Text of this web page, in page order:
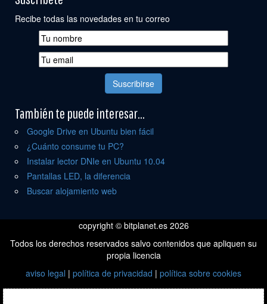
Recibe todas las novedades en tu correo
También te puede interesar...
Google Drive en Ubuntu bien fácil
¿Cuánto consume tu PC?
Instalar lector DNIe en Ubuntu 10.04
Pantallas LED, la diferencia
Buscar alojamiento web
copyright © bitplanet.es 2026
Todos los derechos reservados salvo contenidos que apliquen su
propia licencia
aviso legal | política de privacidad | política sobre cookies